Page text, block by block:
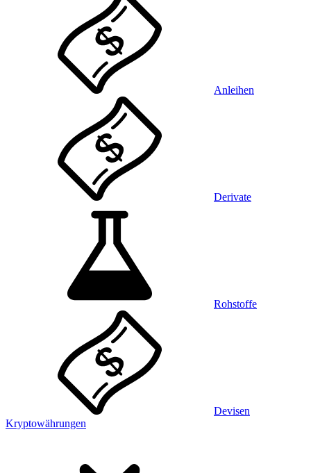
Anleihen
Derivate
Rohstoffe
Devisen
Kryptowährungen